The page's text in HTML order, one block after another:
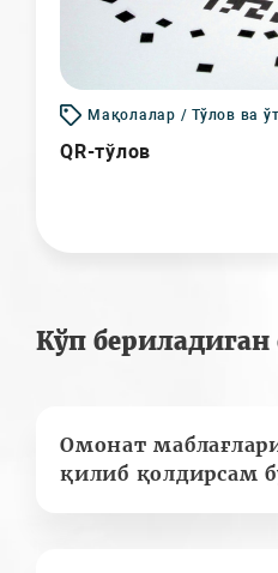
Мақолалар / Тўлов ва
QR-тўлов
Кўп бериладиган
Омонат
қилиб қолдирсам